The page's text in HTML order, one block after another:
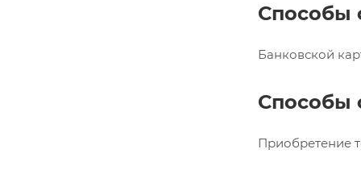
Способы
Банковской
Способы
Приобретение